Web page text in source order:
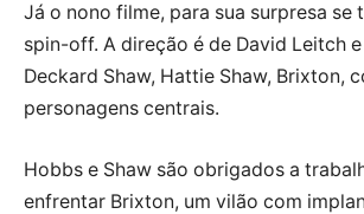
Já o nono filme, para sua surpresa se
spin-off. A direção é de David Leitch
Deckard Shaw, Hattie Shaw, Brixton,
personagens centrais.
Hobbs e Shaw são obrigados a
enfrentar Brixton, um vilão com